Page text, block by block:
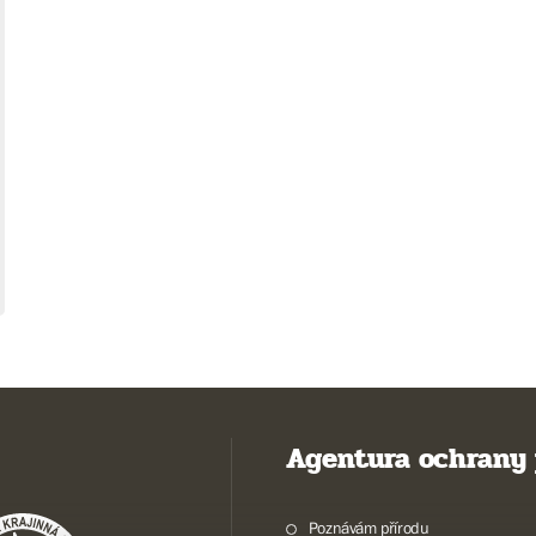
Agentura
Poznávám přírodu